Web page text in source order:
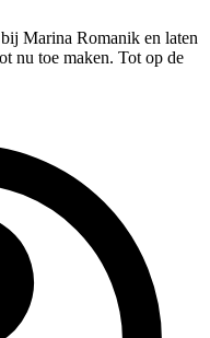
Marina Romanik en laten
nu toe maken. Tot op de